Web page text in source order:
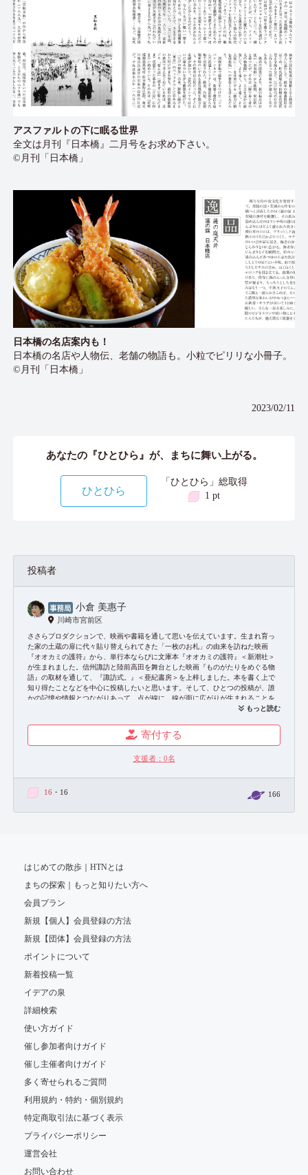
アスファルトの下に眠る世界
全文は月刊『日本橋』二月号をお求め下さい。
©月刊「日本橋」
日本橋の名店案内も！
日本橋の名店や人物伝、老舗の物語も。小粒でピリリな小冊子。
©月刊「日本橋」
2023/02/11
あなたの『ひとひら』が、まちに舞い上がる。
ひとひら
「ひとひら」総取得
1 pt
投稿者
小倉 美惠子
川崎市宮前区
ささらプロダクションで、映画や書籍を通して思いを伝えています。生まれ育っ
た家の土蔵の扉に代々貼り替えられてきた「一枚のお札」の由来を訪ねた映画
『オオカミの護符』から、単行本ならびに文庫本『オオカミの護符』＜新潮社＞
が生まれました。信州諏訪と陸前高田を舞台とした映画『ものがたりをめぐる物
語』の取材を通して、『諏訪式。』＜亜紀書房＞を上梓しました。本を書く上で
知り得たことなどを中心に投稿したいと思います。そして、ひとつの投稿が、誰
かの記憶や情報とつながりあって、点が線に、線が面に広がりが生まれることを
お問い合わせ： https://sasala-pro.com/contact/
もっと読む
寄付する
支援者： 0名
16 ・16 166
はじめての散歩｜HTNとは
まちの探索｜もっと知りたい方へ
会員プラン
新規【個人】会員登録の方法
新規【団体】会員登録の方法
ポイントについて
新着投稿一覧
イデアの泉
詳細検索
使い方ガイド
催し参加者向けガイド
催し主催者向けガイド
多く寄せられるご質問
利用規約・特約・個別規約
特定商取引法に基づく表示
プライバシーポリシー
運営会社
お問い合わせ